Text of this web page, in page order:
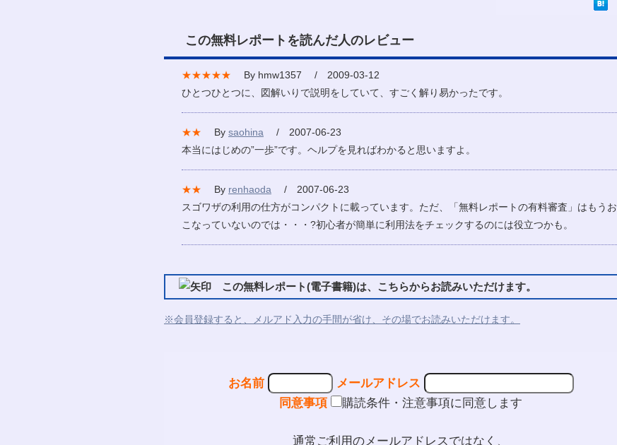
この無料レポートを読んだ人のレビュー
★★★★★
By hmw1357 / 2009-03-12
ひとつひとつに、図解いりで説明をしていて、すごく解り易かったです。
★★ By saohina / 2007-06-23
本当にはじめの”一歩”です。ヘルプを見ればわかると思いますよ。
★★ By renhaoda / 2007-06-23
スゴワザの利用の仕方がコンパクトに載っています。ただ、「無料レポートの有料審査」はもうお
こなっていないのでは・・・?初心者が簡単に利用法をチェックするのには役立つかも。
この無料レポート(電子書籍)は、こちらからお読みいただけます。
※会員登録すると、メルアド入力の手間が省け、その場でお読みいただけます。
お名前
メールアドレス
同意事項
購読条件・注意事項に同意します
通常ご利用のメールアドレスではなく、